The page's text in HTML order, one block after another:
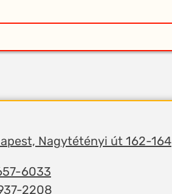
Nagytétényi út 162-164
6033
2208